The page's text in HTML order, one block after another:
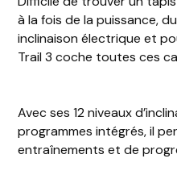
à la fois de la puissance,
inclinaison électrique et
Trail 3 coche toutes ces
Avec ses 12 niveaux
programmes intégrés, il
entraînements et de